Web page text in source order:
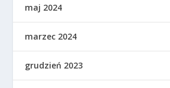
maj 2024
marzec 2024
grudzień 2023